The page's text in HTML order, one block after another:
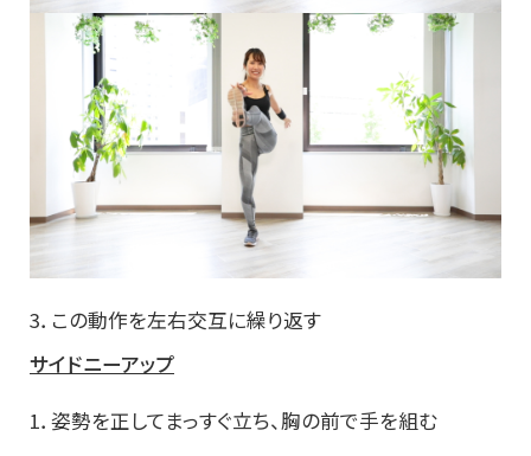
3．この動作を左右交互に繰り返す
サイドニーアップ
1．姿勢を正してまっすぐ立ち、胸の前で手を組む